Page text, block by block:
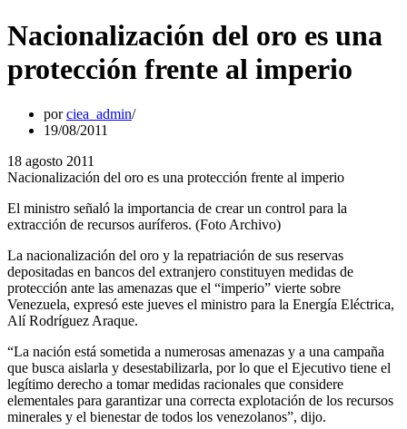
Nacionalización del oro es una
protección frente al imperio
porciea_admin
19/08/2011
18 agosto 2011
Nacionalización del oro es una protección frente al imperio
El ministro señaló la importancia de crear un control para la
extracción de recursos auríferos. (Foto Archivo)
La nacionalización del oro y la repatriación de sus reservas
depositadas en bancos del extranjero constituyen medidas de
protección ante las amenazas que el “imperio” vierte sobre
Venezuela, expresó este jueves el ministro para la Energía Eléctrica,
Alí Rodríguez Araque.
“La nación está sometida a numerosas amenazas y a una campaña
que busca aislarla y desestabilizarla, por lo que el Ejecutivo tiene el
legítimo derecho a tomar medidas racionales que considere
elementales para garantizar una correcta explotación de los recursos
minerales y el bienestar de todos los venezolanos”, dijo.